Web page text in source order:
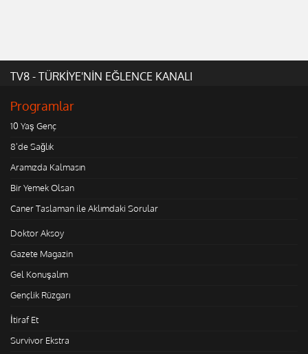
TV8 - TÜRKİYE'NİN EĞLENCE KANALI
Programlar
10 Yaş Genç
8'de Sağlık
Aramızda Kalmasın
Bir Yemek Olsan
Caner Taslaman ile Aklımdaki Sorular
Doktor Aksoy
Gazete Magazin
Gel Konuşalım
Gençlik Rüzgarı
İtiraf Et
Survivor Ekstra